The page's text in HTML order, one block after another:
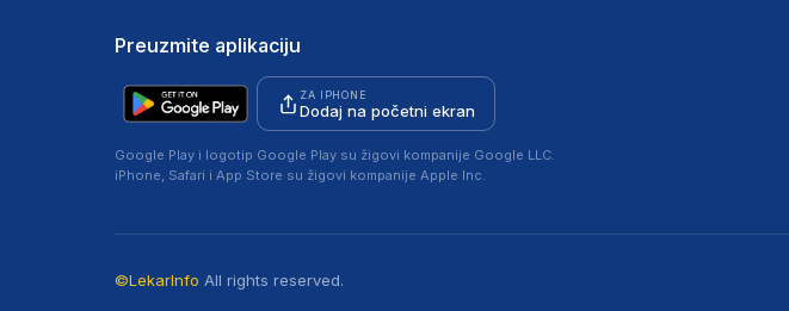
Preuzmite aplikaciju
ZA IPHONE
Dodaj na početni ekran
Google Play i logotip Google Play su žigovi kompanije Google LLC.
iPhone, Safari i App Store su žigovi kompanije Apple Inc.
©LekarInfo All rights reserved.